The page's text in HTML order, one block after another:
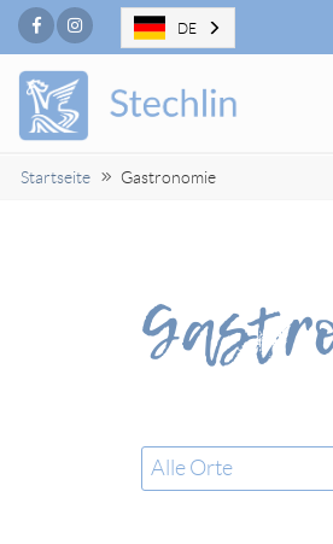
FacebookInstagram
Startseite Gastronomie
DE